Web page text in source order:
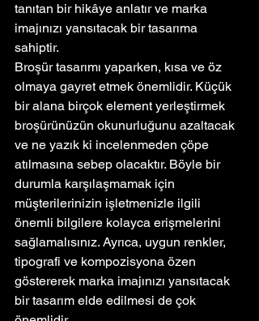
tanıtan bir hikâye anlatır ve marka
imajınızı yansıtacak bir tasarıma
sahiptir.
Broşür tasarımı yaparken, kısa ve öz
olmaya gayret etmek önemlidir. Küçük
bir alana birçok element yerleştirmek
broşürünüzün okunurluğunu azaltacak
ve ne yazık ki incelenmeden çöpe
atılmasına sebep olacaktır. Böyle bir
durumla karşılaşmamak için
müşterilerinizin işletmenizle ilgili
önemli bilgilere kolayca erişmelerini
sağlamalısınız. Ayrıca, uygun renkler,
tipografi ve kompozisyona özen
göstererek marka imajınızı yansıtacak
bir tasarım elde edilmesi de çok